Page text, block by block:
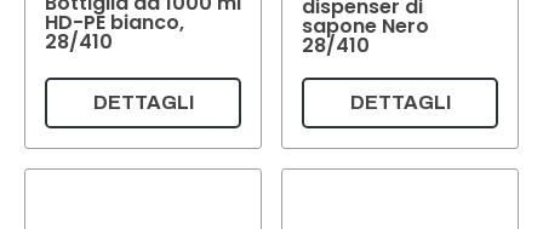
HD-PE bianco,
28/410
DETTAGLI
dispenser di
sapone Nero
28/410
DETTAGLI